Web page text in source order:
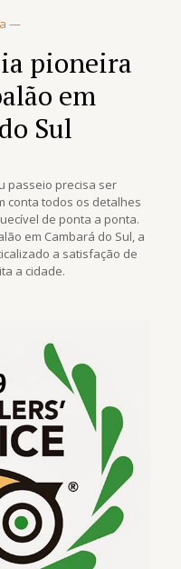
—
pioneira
em
Sul
passeio precisa ser
conta todos os detalhes
de ponta a ponta.
em Cambará do Sul, a
a satisfação de
a cidade.